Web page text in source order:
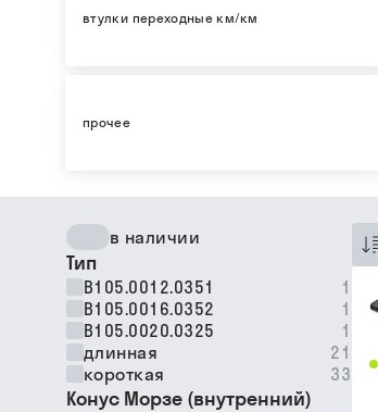
втулки переходные км/км
прочее
в наличии
Тип
B105.0012.0351
1
B105.0016.0352
1
B105.0020.0325
1
длинная
21
короткая
33
Конус Морзе (внутренний)